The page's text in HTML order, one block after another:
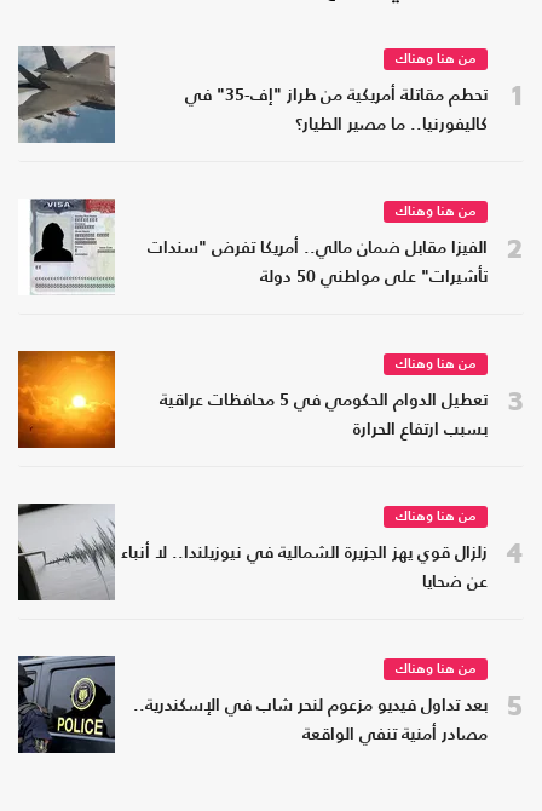
1
من هنا وهناك
تحطم مقاتلة أمريكية من طراز "إف-35" في
كاليفورنيا.. ما مصير الطيار؟
2
من هنا وهناك
الفيزا مقابل ضمان مالي.. أمريكا تفرض "سندات
تأشيرات" على مواطني 50 دولة
3
من هنا وهناك
تعطيل الدوام الحكومي في 5 محافظات عراقية
بسبب ارتفاع الحرارة
4
من هنا وهناك
زلزال قوي يهز الجزيرة الشمالية في نيوزيلندا.. لا أنباء
عن ضحايا
5
من هنا وهناك
بعد تداول فيديو مزعوم لنحر شاب في الإسكندرية..
مصادر أمنية تنفي الواقعة